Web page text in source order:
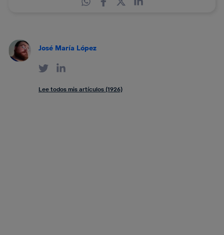
José María López
Lee todos mis artículos (1926)